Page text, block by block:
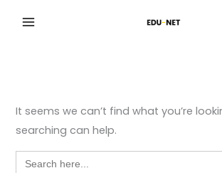
It seems we can’t find what you’re
searching can help.
Search
for: